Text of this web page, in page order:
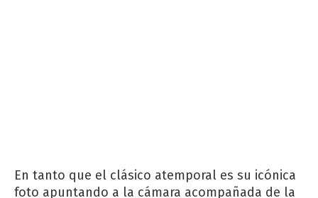
En tanto que el clásico atemporal es su icónica
foto apuntando a la cámara acompañada de la